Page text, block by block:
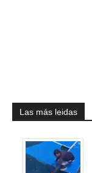
Las más leidas